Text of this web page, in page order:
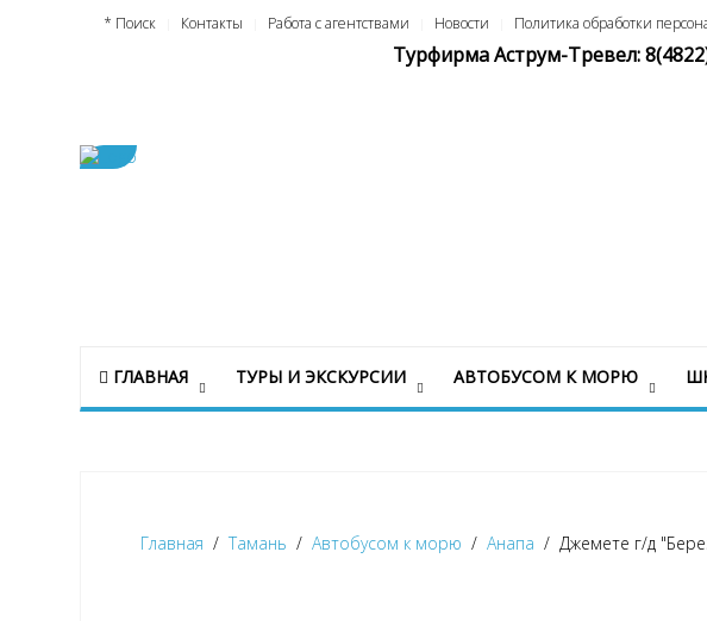
* Поиск Контакты Работа с агентствами Новости Политика обработки
Турфирма Аструм-Тревел:
ГЛАВНАЯ ТУРЫ И ЭКСКУРСИИ АВТОБУСОМ К МОРЮ
Главная Тамань Автобусом к морю Анапа Джемете г/д